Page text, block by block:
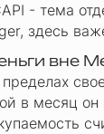
- тема
здесь
вне
в месяц он